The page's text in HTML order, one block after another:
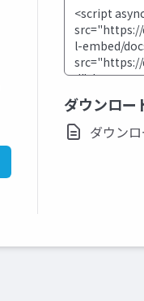
ダウンロー
ダウン